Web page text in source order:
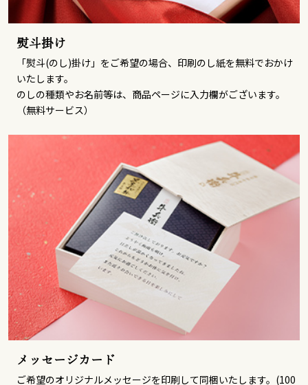
熨斗掛け
「熨斗(のし)掛け」をご希望の場合、印刷のし紙を無料でおかけ
いたします。
のしの種類やお名前等は、商品ページに入力欄がございます。
（無料サービス）
メッセージカード
ご希望のオリジナルメッセージを印刷して同梱いたします。(100